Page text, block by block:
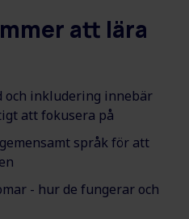
att lära
och inkludering innebär
att fokusera på
språk för att
- hur de fungerar och